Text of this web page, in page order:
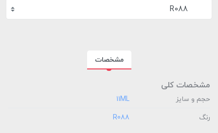
R088
مشخصات
مشخصات کلی
حجم و سایز
‎11ML
رنگ
‎R088